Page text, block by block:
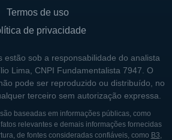
Termos de uso
de privacidade
estão sob a responsabilidade do analista
Lima, CNPI Fundamentalista 7947. O
pode ser reproduzido ou distribuído, no
terceiro sem autorização expressa.
baseadas em informações públicas, como
relevantes e demais informações fornecidas
de fontes consideradas confiáveis, como B3,